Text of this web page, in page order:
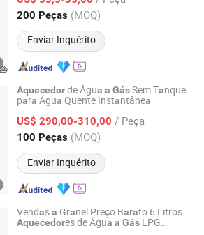
200 Peças (MOQ)
Enviar Inquérito
Desde 2021
Aquecedorde Água a GásSem Tanque
para Água Quente Instantânea
US$ 290,00-310,00 / Peça
100 Peças (MOQ)
Enviar Inquérito
Co., Ltd.
Desde 2025
Vendasa Granel Preço Barato 6 Litros
Aquecedores de Água a Gás LPG
Appliances Co., Ltd.